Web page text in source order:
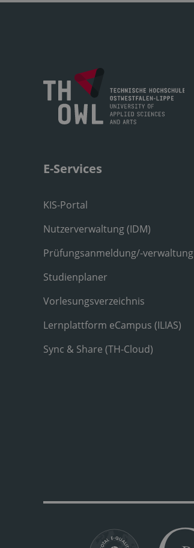
E-Services
KIS-Portal
Nutzerverwaltung (IDM)
Prüfungsanmeldung/-verwaltung
Studienplaner
Vorlesungsverzeichnis
Lernplattform eCampus (ILIAS)
Sync & Share (TH-Cloud)